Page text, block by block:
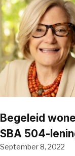
Begeleid
SBA 504-
September 8, 2022